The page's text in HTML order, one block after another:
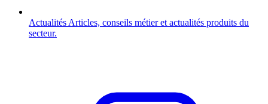
Actualités Articles, conseils métier et actualités produits du
secteur.